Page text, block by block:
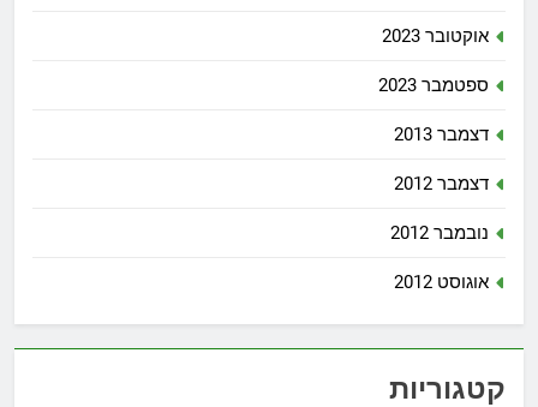
אוקטובר 2023
ספטמבר 2023
דצמבר 2013
דצמבר 2012
נובמבר 2012
אוגוסט 2012
קטגוריות